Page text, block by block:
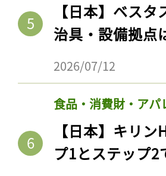
【日本】ベス
治具・設備拠点
2026/07/12
食品・消費財・アパ
【日本】キリ
プ1とステップ